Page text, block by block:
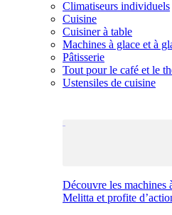
Climatiseurs individuels
Cuisine
Cuisiner à table
Machines à glace et à
Pâtisserie
Tout pour le café et le
Ustensiles de cuisine
Découvre les machines
Melitta et profite